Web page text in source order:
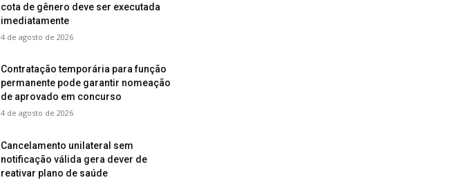
cota de gênero deve ser executada
imediatamente
4 de agosto de 2026
Contratação temporária para função
permanente pode garantir nomeação
de aprovado em concurso
4 de agosto de 2026
Cancelamento unilateral sem
notificação válida gera dever de
reativar plano de saúde